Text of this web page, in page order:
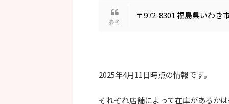
〒972-8301 福島県いわき
2025年4月11日時点の情報です。
それぞれ店舗によって在庫があるか